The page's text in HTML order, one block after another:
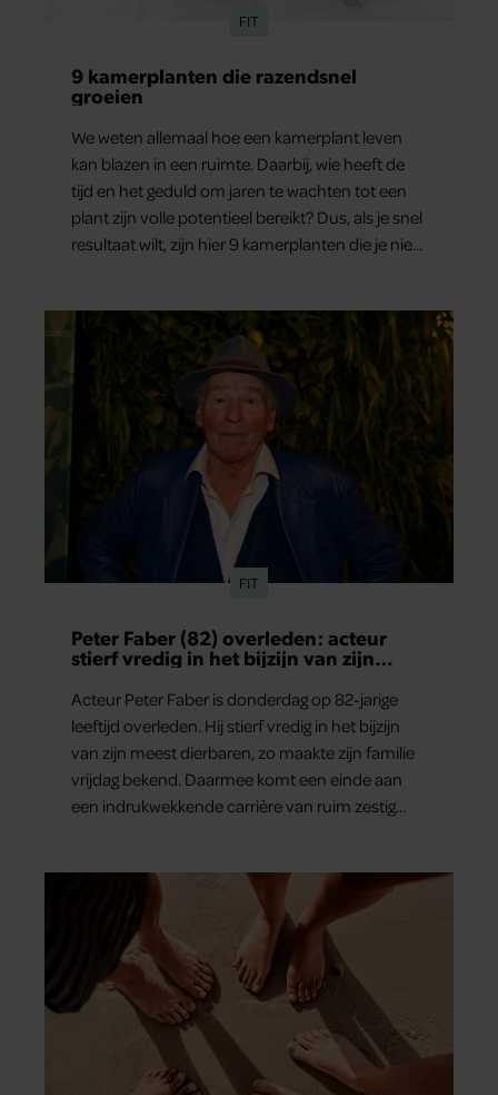
FIT
9 kamerplanten die razendsnel
groeien
We weten allemaal hoe een kamerplant leven
kan blazen in een ruimte. Daarbij, wie heeft de
tijd en het geduld om jaren te wachten tot een
plant zijn volle potentieel bereikt? Dus, als je snel
resultaat wilt, zijn hier 9 kamerplanten die je niet
FIT
Peter Faber (82) overleden: acteur
stierf vredig in het bijzijn van zijn
Acteur Peter Faber is donderdag op 82-jarige
leeftijd overleden. Hij stierf vredig in het bijzijn
van zijn meest dierbaren, zo maakte zijn familie
vrijdag bekend. Daarmee komt een einde aan
een indrukwekkende carrière van ruim zestig